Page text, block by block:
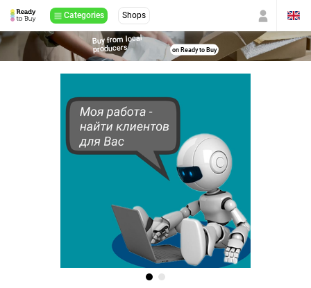
Categories Shops
Buy from local
producers on Ready to Buy